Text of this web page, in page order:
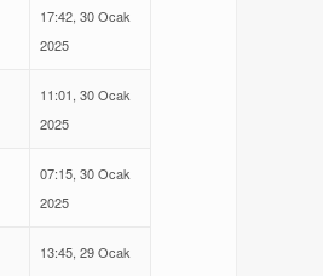
17:42, 30 Ocak
2025
11:01, 30 Ocak
2025
07:15, 30 Ocak
2025
13:45, 29 Ocak